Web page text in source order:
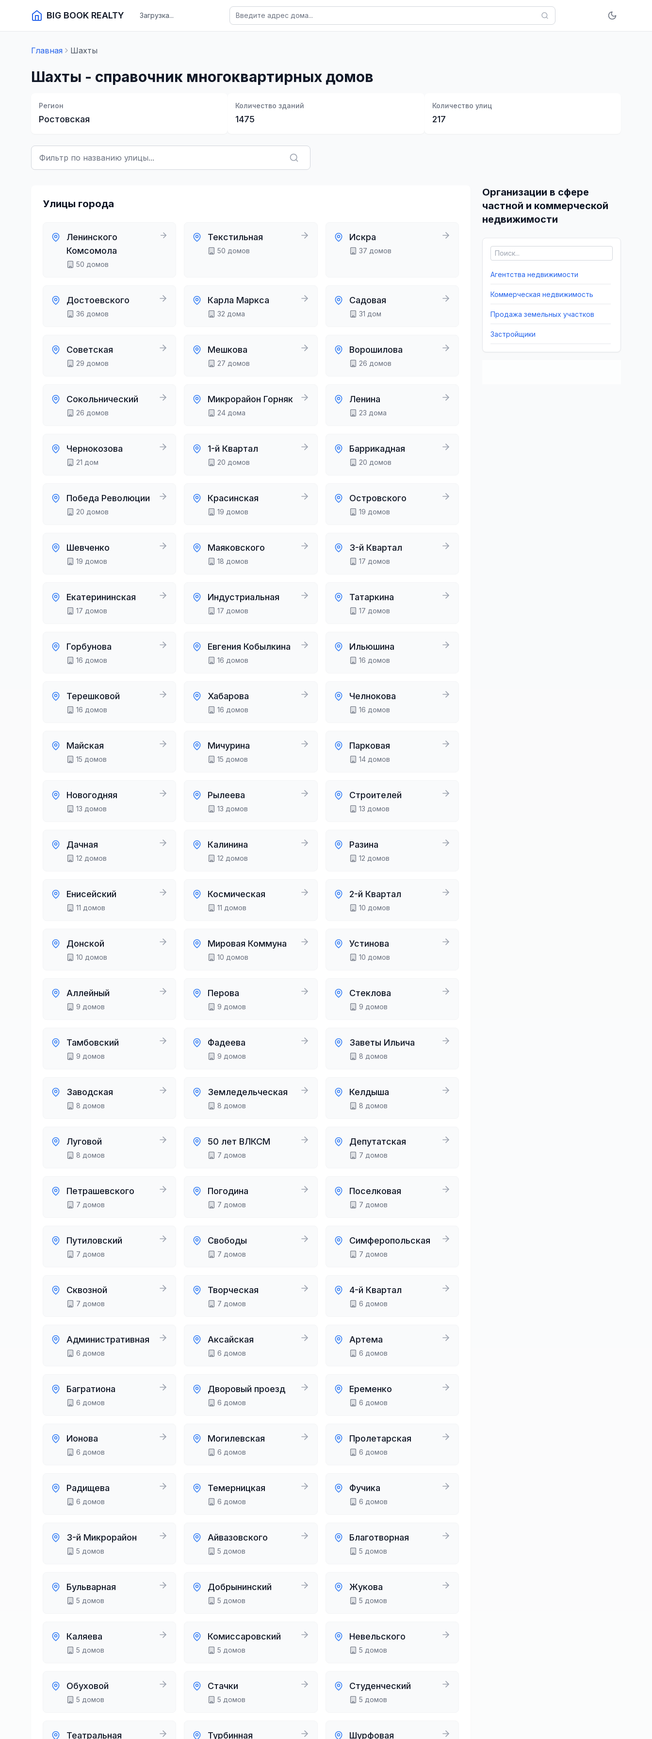
BIG BOOK REALTY Загрузка...
Главная Шахты
Шахты - справочник многоквартирных домов
Регион
Ростовская
Количество зданий
1475
Количество улиц
217
Улицы города
Ленинского
Комсомола
50 домов
Текстильная
50 домов
Искра
37 домов
Достоевского
36 домов
Карла Маркса
32 дома
Садовая
31 дом
Советская
29 домов
Мешкова
27 домов
Ворошилова
26 домов
Сокольнический
26 домов
Микрорайон Горняк
24 дома
Ленина
23 дома
Чернокозова
21 дом
1-й Квартал
20 домов
Баррикадная
20 домов
Победа Революции
20 домов
Красинская
19 домов
Островского
19 домов
Шевченко
19 домов
Маяковского
18 домов
3-й Квартал
17 домов
Екатерининская
17 домов
Индустриальная
17 домов
Татаркина
17 домов
Горбунова
16 домов
Евгения Кобылкина
16 домов
Ильюшина
16 домов
Терешковой
16 домов
Хабарова
16 домов
Челнокова
16 домов
Майская
15 домов
Мичурина
15 домов
Парковая
14 домов
Новогодняя
13 домов
Рылеева
13 домов
Строителей
13 домов
Дачная
12 домов
Калинина
12 домов
Разина
12 домов
Енисейский
11 домов
Космическая
11 домов
2-й Квартал
10 домов
Донской
10 домов
Мировая Коммуна
10 домов
Устинова
10 домов
Аллейный
9 домов
Перова
9 домов
Стеклова
9 домов
Тамбовский
9 домов
Фадеева
9 домов
Заветы Ильича
8 домов
Заводская
8 домов
Земледельческая
8 домов
Келдыша
8 домов
Луговой
8 домов
50 лет ВЛКСМ
7 домов
Депутатская
7 домов
Петрашевского
7 домов
Погодина
7 домов
Поселковая
7 домов
Путиловский
7 домов
Свободы
7 домов
Симферопольская
7 домов
Сквозной
7 домов
Творческая
7 домов
4-й Квартал
6 домов
Административная
6 домов
Аксайская
6 домов
Артема
6 домов
Багратиона
6 домов
Дворовый проезд
6 домов
Еременко
6 домов
Ионова
6 домов
Могилевская
6 домов
Пролетарская
6 домов
Радищева
6 домов
Темерницкая
6 домов
Фучика
6 домов
3-й Микрорайон
5 домов
Айвазовского
5 домов
Благотворная
5 домов
Бульварная
5 домов
Добрынинский
5 домов
Жукова
5 домов
Каляева
5 домов
Комиссаровский
5 домов
Невельского
5 домов
Обуховой
5 домов
Стачки
5 домов
Студенческий
5 домов
Театральная Турбинная Шурфовая
Организации в сфере
частной и коммерческой
недвижимости
Агентства недвижимости
Коммерческая недвижимость
Продажа земельных участков
Застройщики